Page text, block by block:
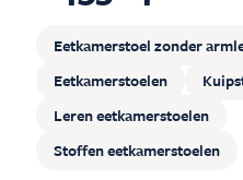
Eetkamerstoel zonder
Eetkamerstoelen
Leren eetkamerstoelen
Stoffen eetkamerstoelen